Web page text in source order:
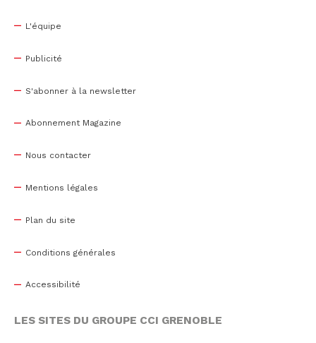
L'équipe
Publicité
S'abonner à la newsletter
Abonnement Magazine
Nous contacter
Mentions légales
Plan du site
Conditions générales
Accessibilité
LES SITES DU GROUPE CCI GRENOBLE